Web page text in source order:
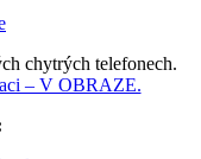
chytrých telefonech.
– V OBRAZE.